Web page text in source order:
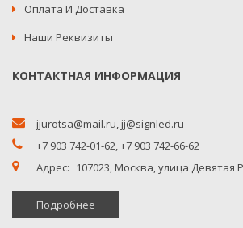
Оплата И Доставка
Наши Реквизиты
КОНТАКТНАЯ ИНФОРМАЦИЯ
jjurotsa@mail.ru,jj@signled.ru
+7 903 742-01-62,+7 903 742-66-62
Адрес: 107023, Москва, улица Девятая
Подробнее